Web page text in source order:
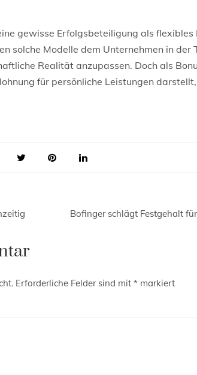
gewisse Erfolgsbeteiligung als flexibles
solche Modelle dem Unternehmen in der
Realität anzupassen. Doch als
für persönliche Leistungen
Bofinger schlägt Festgehalt
Erforderliche Felder sind mit * markiert